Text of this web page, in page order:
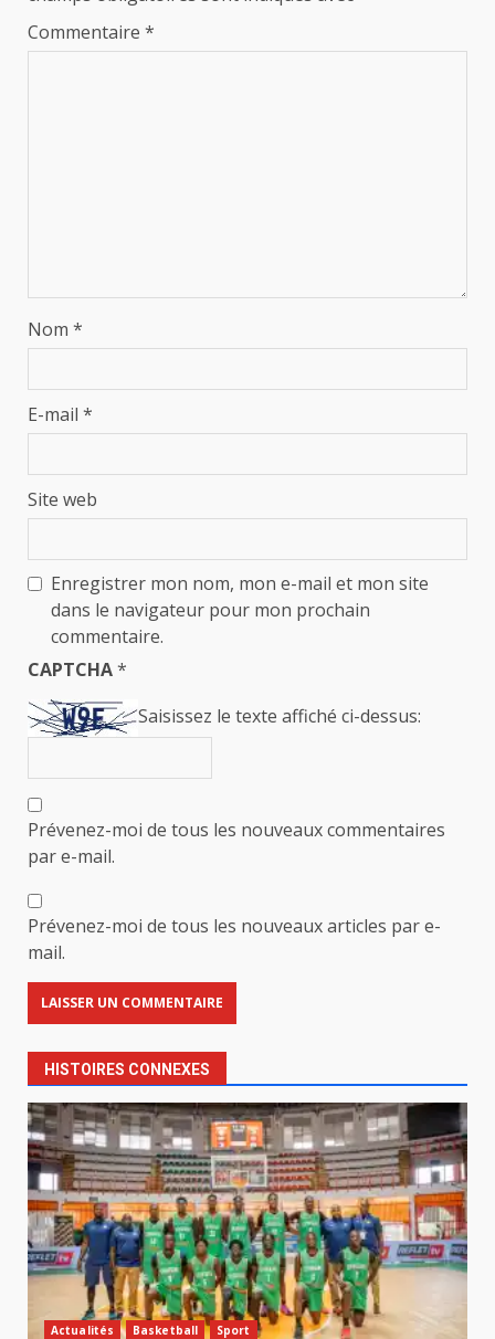
Commentaire *
Nom *
E-mail *
Site web
Enregistrer mon nom, mon e-mail et mon site
dans le navigateur pour mon prochain
commentaire.
CAPTCHA*
Saisissez le texte affiché ci-dessus:
Prévenez-moi de tous les nouveaux commentaires
par e-mail.
Prévenez-moi de tous les nouveaux articles par e-
mail.
HISTOIRES CONNEXES
Actualités Basketball Sport